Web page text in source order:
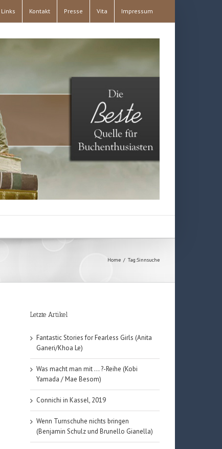
Links Kontakt Presse Vita Impressum
Home / Tag:Sinnsuche
Letzte Artikel
Fantastic Stories for Fearless Girls (Anita
Ganeri/Khoa Le)
Was macht man mit … ?-Reihe (Kobi
Yamada / Mae Besom)
Connichi in Kassel, 2019
Wenn Turnschuhe nichts bringen
(Benjamin Schulz und Brunello Gianella)